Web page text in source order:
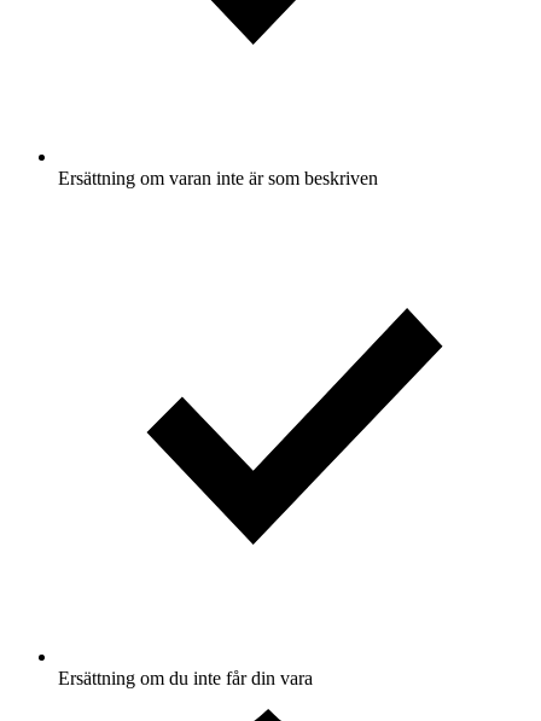
Ersättning om varan inte är som beskriven
Ersättning om du inte får din vara